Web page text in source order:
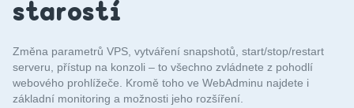
starostí
Změna parametrů VPS, vytváření snapshotů, start/stop/restart
serveru, přístup na konzoli – to všechno zvládnete z pohodlí
webového prohlížeče. Kromě toho ve WebAdminu najdete i
základní monitoring a možnosti jeho rozšíření.